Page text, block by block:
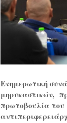
Ενημερωτική
μηρυκαστικών,
πρωτοβουλία του